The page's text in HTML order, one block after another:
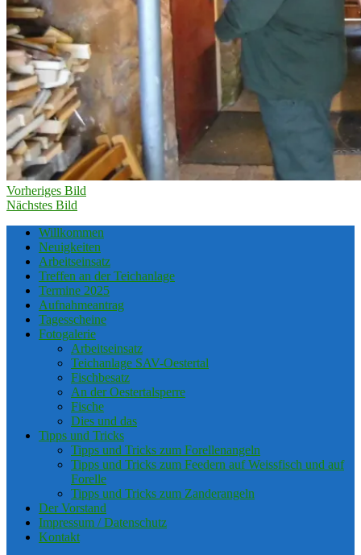
Vorheriges Bild
Nächstes Bild
Willkommen
Neuigkeiten
Arbeitseinsatz
Treffen an der Teichanlage
Termine 2025
Aufnahmeantrag
Tagesscheine
Fotogalerie
Arbeitseinsatz
Teichanlage SAV-Oestertal
Fischbesatz
An der Oestertalsperre
Fische
Dies und das
Tipps und Tricks
Tipps und Tricks zum Forellenangeln
Tipps und Tricks zum Feedern auf Weissfisch und auf
Forelle
Tipps und Tricks zum Zanderangeln
Der Vorstand
Impressum / Datenschutz
Kontakt